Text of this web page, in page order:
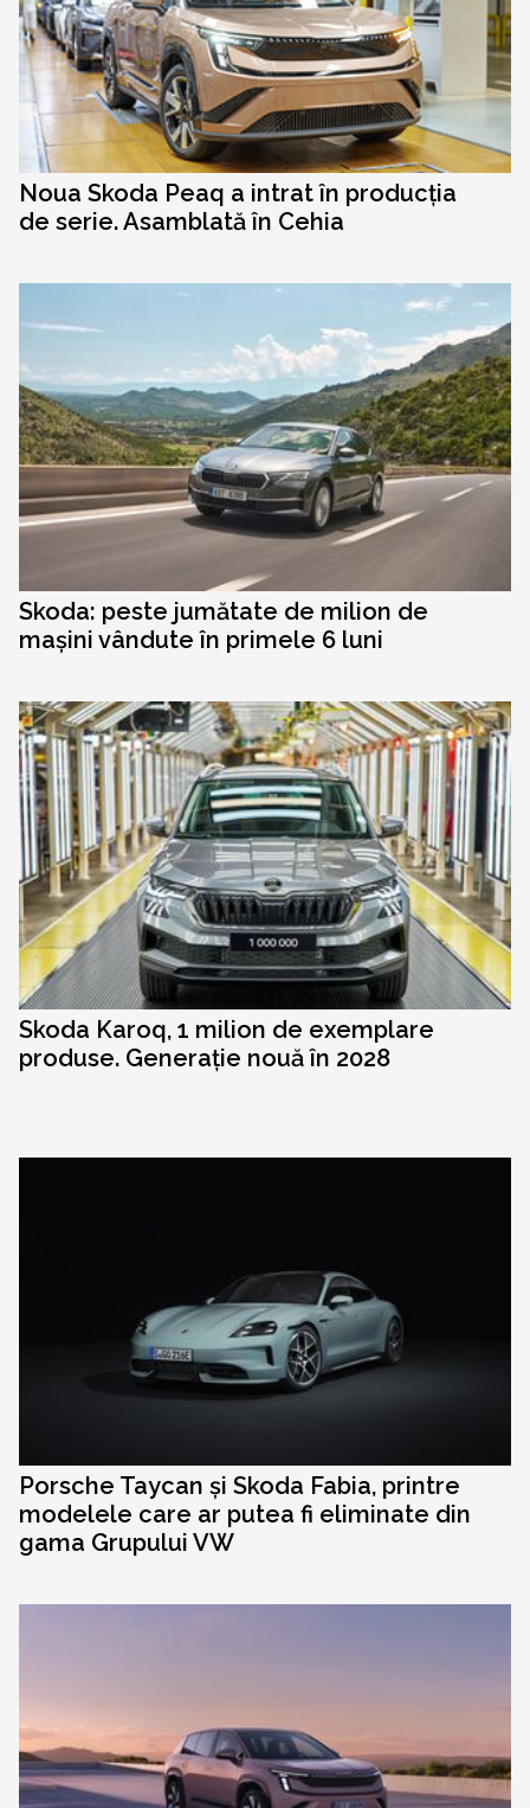
Noua Skoda Peaq a intrat în producția
de serie. Asamblată în Cehia
Skoda: peste jumătate de milion de
mașini vândute în primele 6 luni
Skoda Karoq, 1 milion de exemplare
produse. Generație nouă în 2028
Porsche Taycan și Skoda Fabia, printre
modelele care ar putea fi eliminate din
gama Grupului VW